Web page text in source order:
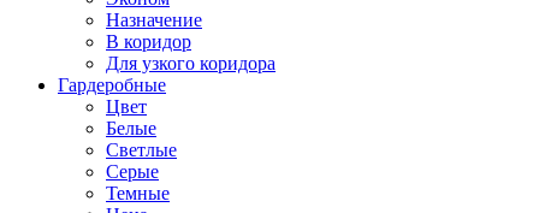
Назначение
В коридор
Для узкого коридора
Гардеробные
Цвет
Белые
Светлые
Серые
Темные